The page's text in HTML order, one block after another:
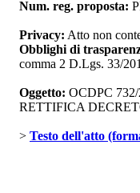
Num. reg. proposta:
Privacy: Atto non
Obblighi di
comma 2 D.Lgs. 33/
Oggetto: OCDPC
RETTIFICA
> Testo dell'atto